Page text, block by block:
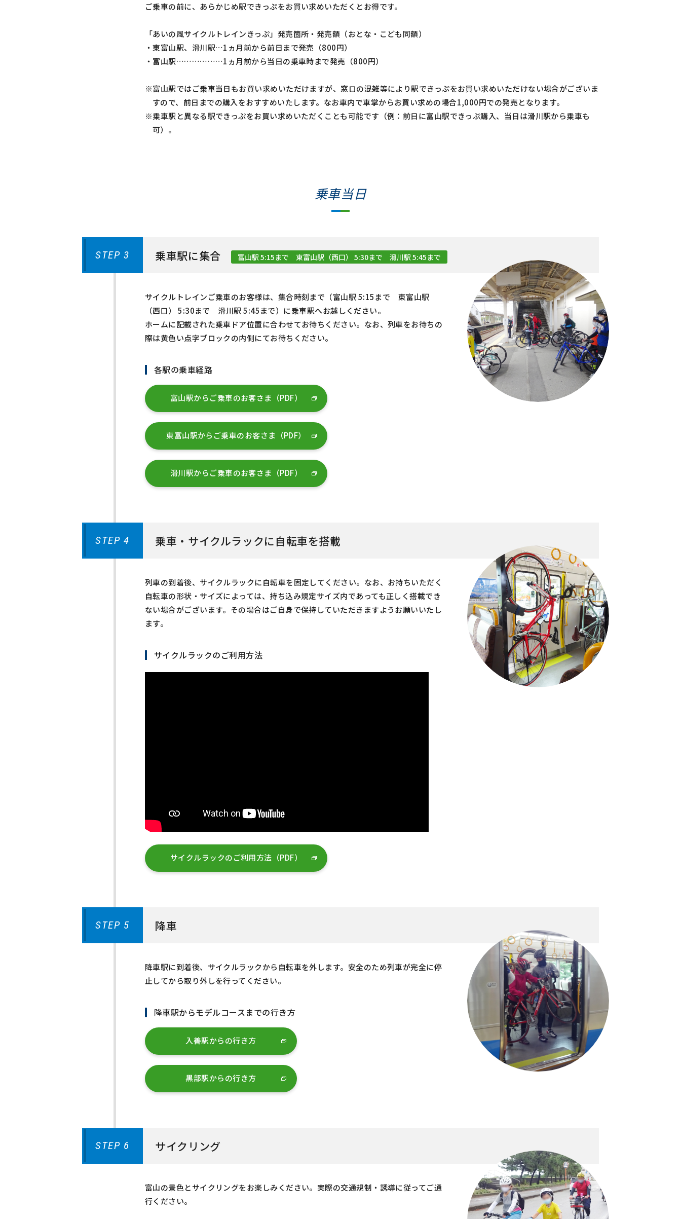
ご乗車の前に、あらかじめ駅できっぷをお買い求めいただくとお得です。
「あいの風サイクルトレインきっぷ」発売箇所・発売額（おとな・こども同額）
・東富山駅、滑川駅…1ヵ月前から前日まで発売（800円）
・富山駅………………1ヵ月前から当日の乗車時まで発売（800円）
※富山駅ではご乗車当日もお買い求めいただけますが、窓ロの混雑等により駅できっぷをお買い求めいただけない場合がございま
すので、前日までの購入をおすすめいたします。なお車内で車掌からお買い求めの場合1,000円での発売となります。
※乗車駅と異なる駅できっぷをお買い求めいただくことも可能です（例：前日に富山駅できっぷ購入、当日は滑川駅から乗車も
可）。
乗車当日
STEP 3 乗車駅に集合 富山駅 5:15まで 東富山駅（西口） 5:30まで 滑川駅 5:45まで
サイクルトレインご乗車のお客様は、集合時刻まで（富山駅 5:15まで 東富山駅
（西口） 5:30まで 滑川駅 5:45まで）に乗車駅へお越しください。
ホームに記載された乗車ドア位置に合わせてお待ちください。なお、列車をお待ちの
際は黄色い点字ブロックの内側にてお待ちください。
各駅の乗車経路
富山駅からご乗車のお客さま（PDF）
東富山駅からご乗車のお客さま（PDF）
滑川駅からご乗車のお客さま（PDF）
STEP 4 乗車・サイクルラックに自転車を搭載
列車の到着後、サイクルラックに自転車を固定してください。なお、お持ちいただく
自転車の形状・サイズによっては、持ち込み規定サイズ内であっても正しく搭載でき
ない場合がございます。その場合はご自身で保持していただきますようお願いいたし
ます。
サイクルラックのご利用方法
サイクルラックのご利用方法（PDF）
STEP 5 降車
降車駅に到着後、サイクルラックから自転車を外します。安全のため列車が完全に停
止してから取り外しを行ってください。
降車駅からモデルコースまでの行き方
入善駅からの行き方
黒部駅からの行き方
STEP 6 サイクリング
富山の景色とサイクリングをお楽しみください。実際の交通規制・誘導に従ってご通
行ください。